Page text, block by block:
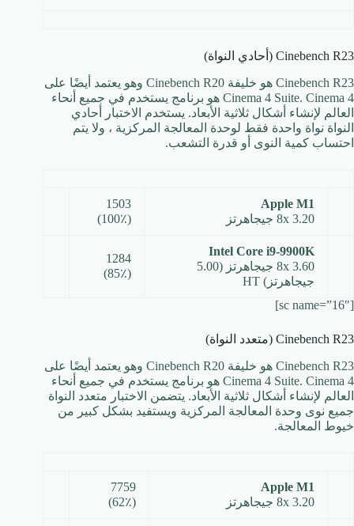
Cinebench R23 (أحادي النواة)
Cinebench R23 هو خليفة Cinebench R20 وهو يعتمد أيضًا على
Cinema 4 Suite. Cinema 4 هو برنامج يستخدم في جميع أنحاء
العالم لإنشاء أشكال ثلاثية الأبعاد. يستخدم الاختبار أحادي
النواة نواة واحدة فقط لوحدة المعالجة المركزية ، ولا يتم
احتساب كمية النوى أو قدرة التشعب.
Apple M1
8x 3.20 جيجاهرتز
1503
(100٪)
Intel Core i9-9900K
8x 3.60 جيجاهرتز (5.00
جيجاهرتز) HT
1284
(85٪)
[sc name=”16″]
Cinebench R23 (متعدد النواة)
Cinebench R23 هو خليفة Cinebench R20 وهو يعتمد أيضًا على
Cinema 4 Suite. Cinema 4 هو برنامج يستخدم في جميع أنحاء
العالم لإنشاء أشكال ثلاثية الأبعاد. يتضمن الاختبار متعدد النواة
جميع نوى وحدة المعالجة المركزية ويستفيد بشكل كبير من
خيوط المعالجة.
Apple M1
8x 3.20 جيجاهرتز
7759
(62٪)